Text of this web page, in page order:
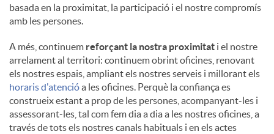
basada en la proximitat, la participació i el nostre compromís
amb les persones.
A més, continuem reforçant la nostra proximitat i el nostre
arrelament al territori: continuem obrint oficines, renovant
els nostres espais, ampliant els nostres serveis i millorant els
horaris d'atencióa les oficines. Perquè la confiança es
construeix estant a prop de les persones, acompanyant-les i
assessorant-les, tal com fem dia a dia a les nostres oficines, a
través de tots els nostres canals habituals i en els actes